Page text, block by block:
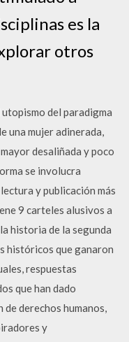
es la
otros
del paradigma
una mujer adinerada,
desaliñada y poco
se involucra
y publicación más
9 carteles alusivos a
historia de la segunda
históricos que ganaron
respuestas
que han dado
derechos humanos,
y